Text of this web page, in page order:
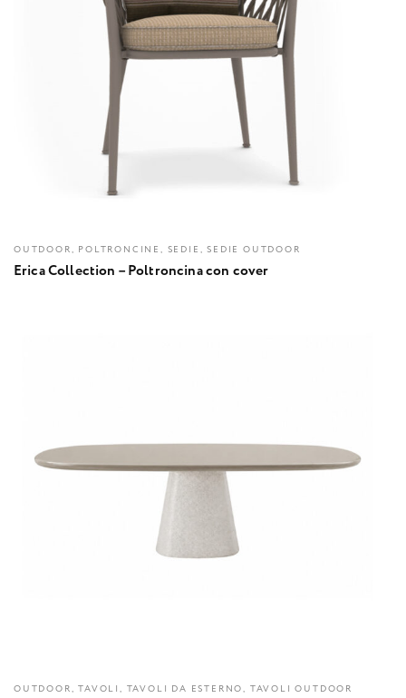
OUTDOOR, POLTRONCINE, SEDIE, SEDIE OUTDOOR
Erica Collection – Poltroncina con cover
OUTDOOR, TAVOLI, TAVOLI DA ESTERNO, TAVOLI OUTDOOR